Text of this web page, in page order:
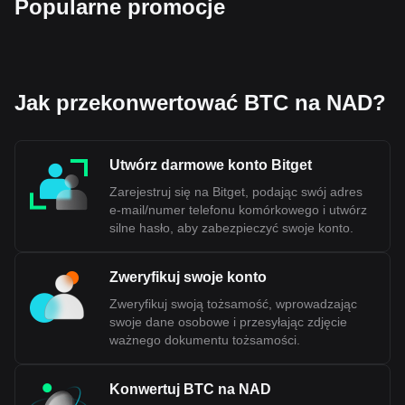
Popularne promocje
Jak przekonwertować BTC na NAD?
Utwórz darmowe konto Bitget
Zarejestruj się na Bitget, podając swój adres
e-mail/numer telefonu komórkowego i utwórz
silne hasło, aby zabezpieczyć swoje konto.
Zweryfikuj swoje konto
Zweryfikuj swoją tożsamość, wprowadzając
swoje dane osobowe i przesyłając zdjęcie
ważnego dokumentu tożsamości.
Konwertuj BTC na NAD